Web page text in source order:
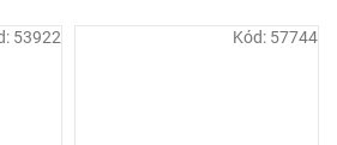
53922 Kód: 57744